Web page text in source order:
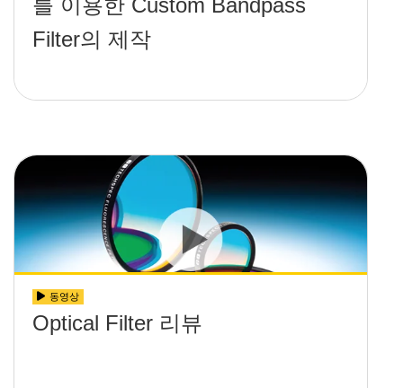
를 이용한 Custom Bandpass
Filter의 제작
동영상
Optical Filter 리뷰